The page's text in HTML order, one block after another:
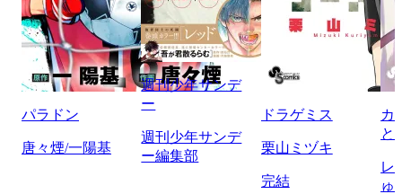
パラドン
唐々煙/一陽基
週刊少年サンデ
ー
週刊少年サンデ
ー編集部
ドラゲミス
栗山ミヅキ
完結
カ
と
レ
ゅ